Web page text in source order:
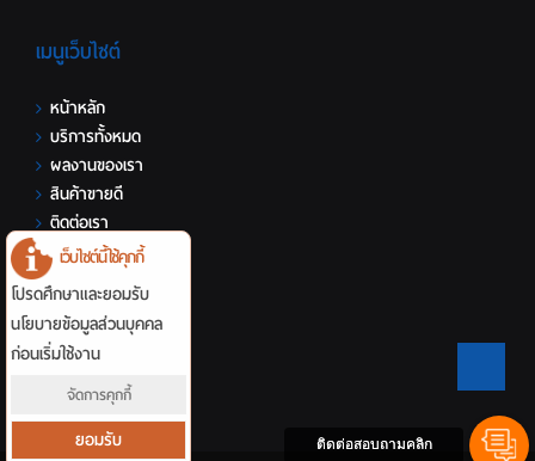
เมนูเว็บไซต์
หน้าหลัก
บริการทั้งหมด
ผลงานของเรา
สินค้าขายดี
ติดต่อเรา
รายการแนะนำ
ติดต่อสอบถามคลิก
เว็บไซต์นี้ใช้คุกกี้
โปรดศึกษาและยอมรับ
นโยบายข้อมูลส่วนบุคคล
ก่อนเริ่มใช้งาน
จัดการคุกกี้
ยอมรับ